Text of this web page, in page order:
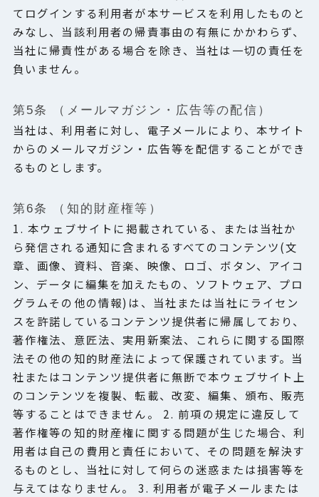
てログインする利用者が本サービスを利用したものと
みなし、当該利用者の帰責事由の有無にかかわらず、
当社に帰責性がある場合を除き、当社は一切の責任を
負いません。
第5条 （メールマガジン・広告等の配信）
当社は、利用者に対し、電子メールにより、本サイト
からのメールマガジン・広告等を配信することができ
るものとします。
第6条 （知的財産権等）
1. 本ウェブサイトに掲載されている、または当社か
ら発信される通知に含まれるすべてのコンテンツ(文
章、画像、資料、音楽、映像、ロゴ、ボタン、アイコ
ン、データに編集を加えたもの、ソフトウェア、プロ
グラムその他の情報)は、当社または当社にライセン
スを許諾しているコンテンツ提供者に帰属しており、
著作権法、意匠法、実用新案法、これらに関する国際
法その他の知的財産法によって保護されています。当
社またはコンテンツ提供者に無断で本ウェブサイト上
のコンテンツを複製、転載、改変、編集、頒布、販売
等することはできません。 2. 前項の規定に違反して
著作権等の知的財産権に関する問題が生じた場合、利
用者は自己の費用と責任において、その問題を解決す
るものとし、当社に対して何らの迷惑または損害等を
与えてはなりません。 3. 利用者が電子メールまたは